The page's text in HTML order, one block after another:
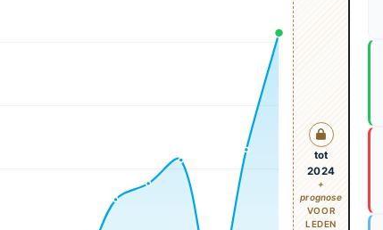
tot
2024
+
prognose
VOOR
LEDEN